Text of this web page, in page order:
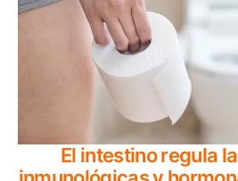
El intestino regula